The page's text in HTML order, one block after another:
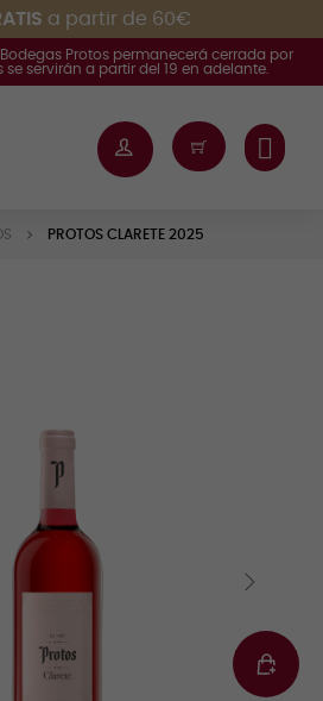
a partir de 60€
Bodegas Protos permanecerá cerrada por
servirán a partir del 19 en adelante.
PROTOS CLARETE 2025